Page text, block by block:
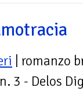
| romanzo
n. 3 - Delos